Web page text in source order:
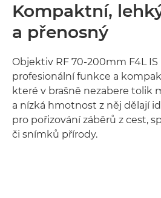
Kompaktní,
a přenosný
Objektiv RF 70-200mm F4L
profesionální funkce a
které v brašně nezabere tolik
a nízká hmotnost z něj dělají
pro pořizování záběrů z cest,
či snímků přírody.